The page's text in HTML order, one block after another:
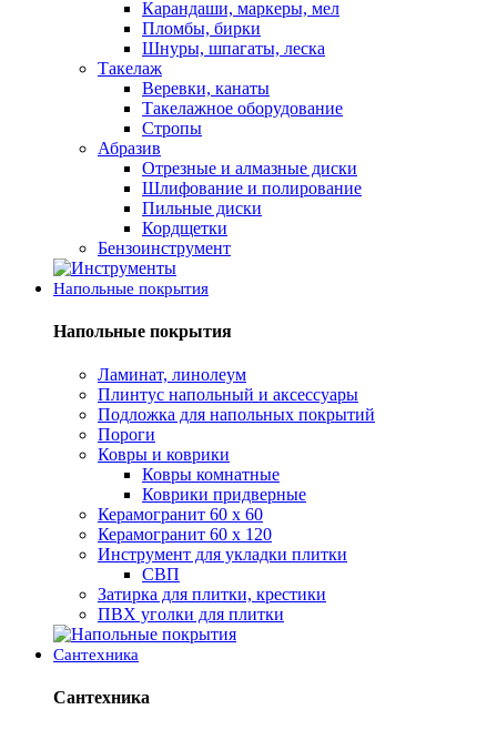
Карандаши, маркеры, мел
Пломбы, бирки
Шнуры, шпагаты, леска
Такелаж
Веревки, канаты
Такелажное оборудование
Стропы
Абразив
Отрезные и алмазные диски
Шлифование и полирование
Пильные диски
Кордщетки
Бензоинструмент
Напольные покрытия
Напольные покрытия
Ламинат, линолеум
Плинтус напольный и аксессуары
Подложка для напольных покрытий
Пороги
Ковры и коврики
Ковры комнатные
Коврики придверные
Керамогранит 60 х 60
Керамогранит 60 х 120
Инструмент для укладки плитки
СВП
Затирка для плитки, крестики
ПВХ уголки для плитки
Сантехника
Сантехника